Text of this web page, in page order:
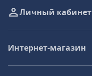
Личный кабинет
Интернет-магазин